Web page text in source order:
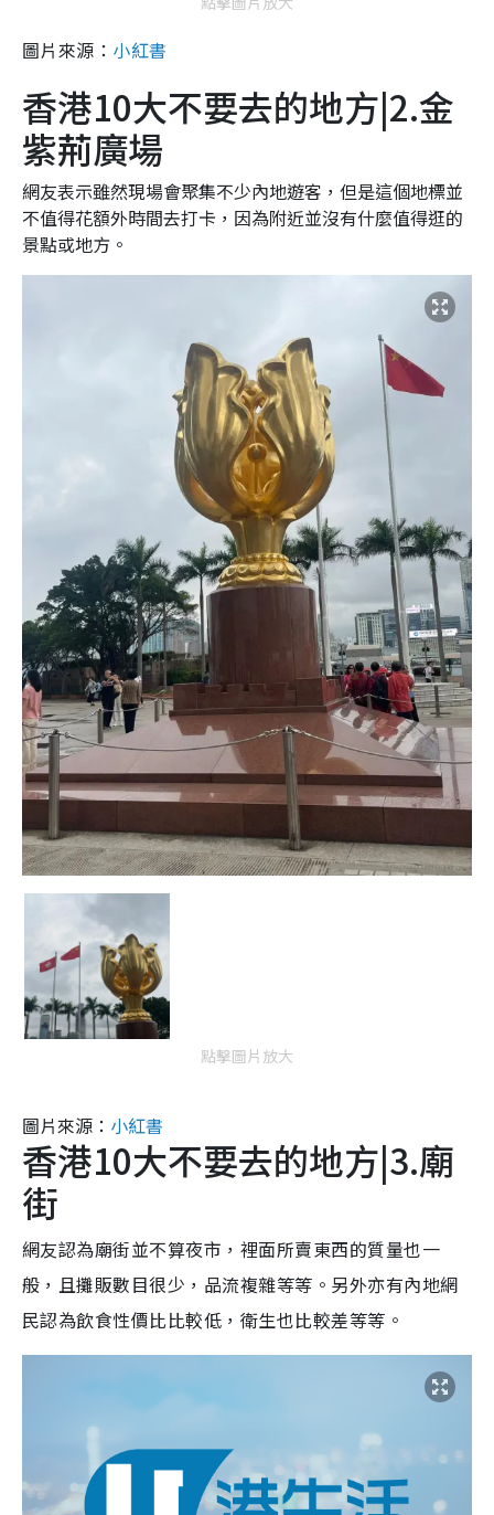
圖片來源： 小紅書
香港10大不要去的地方|2.金
紫荊廣場
網友表示雖然現場會聚集不少內地遊客，但是這個地標並
不值得花額外時間去打卡，因為附近並沒有什麼值得逛的
景點或地方。
點擊圖片放大
圖片來源： 小紅書
香港10大不要去的地方|3.廟
街
網友認為廟街並不算夜市，裡面所賣東西的質量也一
般，且攤販數目很少，品流複雜等等。另外亦有內地網
民認為飲食性價比比較低，衛生也比較差等等。